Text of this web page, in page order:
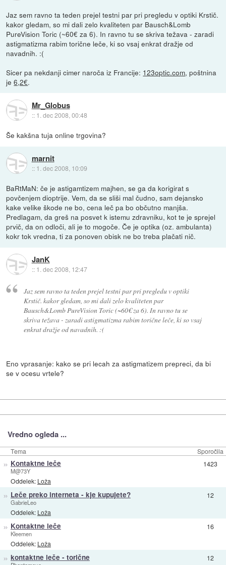
Jaz sem ravno ta teden prejel testni par pri pregledu v optiki Krstič.
kakor gledam, so mi dali zelo kvaliteten par Bausch&Lomb
PureVision Toric (~60€ za 6). In ravno tu se skriva težava - zaradi
astigmatizma rabim torične leče, ki so vsaj enkrat dražje od
navadnih. :(
Sicer pa nekdanji cimer naroča iz Francije: 123optic.com, poštnina
je6,2€.
Mr_Globus
:: 1. dec 2008, 00:48
Še kakšna tuja online trgovina?
marnit
:: 1. dec 2008, 10:09
BaRtMaN: če je astigamtizem majhen, se ga da korigirat s
povčenjem dioptrije. Vem, da se sliši mal čudno, sam dejansko
kake velike škode ne bo, cena leč pa bo občutno manjša.
Predlagam, da greš na posvet k istemu zdravniku, kot te je sprejel
prvič, da on odloči, ali je to mogoče. Če je optika (oz. ambulanta)
kokr tok vredna, ti za ponoven obisk ne bo treba plačati nič.
JanK
:: 1. dec 2008, 12:47
Jaz sem ravno ta teden prejel testni par pri pregledu v optiki
Krstič. kakor gledam, so mi dali zelo kvaliteten par
Bausch&Lomb PureVision Toric (~60€ za 6). In ravno tu se
skriva težava - zaradi astigmatizma rabim torične leče, ki so vsaj
enkrat dražje od navadnih. :(
Eno vprasanje: kako se pri lecah za astigmatizem prepreci, da bi
se v ocesu vrtele?
Vredno ogleda ...
Tema Sporočila
» Kontaktne leče
M@73Y
Oddelek: Loža
1423
» Leče preko interneta - kje kupujete?
GabrieLeo
Oddelek: Loža
12
» Kontaktne leče
Kleemen
Oddelek: Loža
16
» kontaktne leče - torične 12